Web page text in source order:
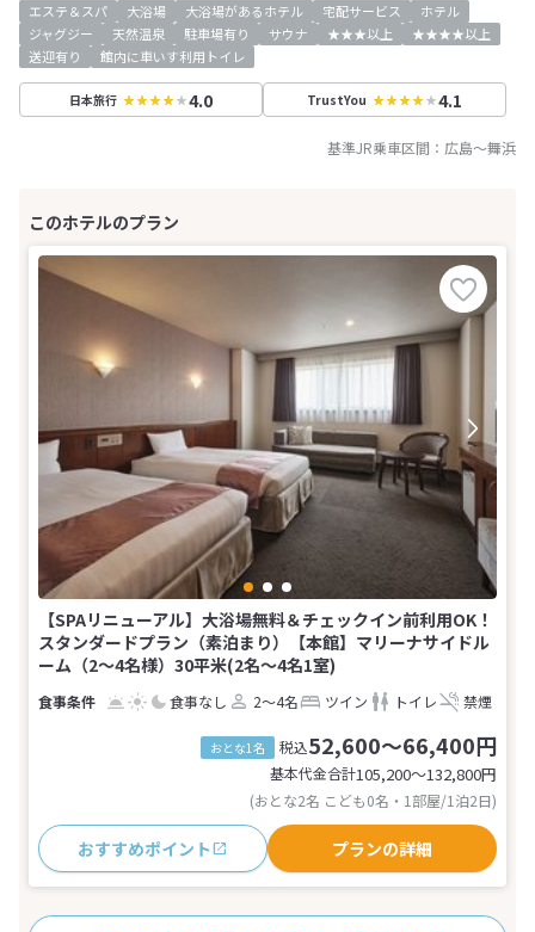
エステ＆スパ 大浴場 大浴場があるホテル 宅配サービス
ホテル
ジャグジー
天然温泉 駐車場有り サウナ ★★★以上
★★★★以上
送迎有り
館内に車いす利用トイレ
日本旅行 4.0 TrustYou 4.1
基準JR乗車区間： 広島～舞浜
【SPAリニューアル】大浴場無料＆チェックイン前利用OK！
スタンダードプラン（素泊まり）【本館】マリーナサイドル
ーム（2〜4名様）30平米(2名～4名1室)
食事なし 2～4名 ツイン トイレ 禁煙
おとな1名 税込52,600～66,400円
基本代金合計105,200〜132,800円
(おとな2名 こども0名・1部屋/1泊2日)
おすすめポイント プランの詳細